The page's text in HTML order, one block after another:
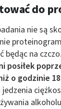
do
nie są
będąc na czczo.
posiłek
o godzinie